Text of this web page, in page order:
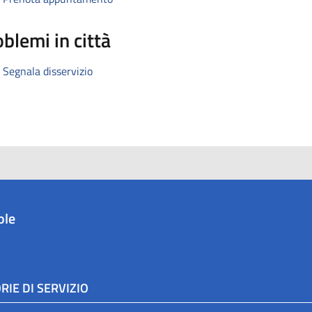
in città
Segnala disservizio
DI SERVIZIO